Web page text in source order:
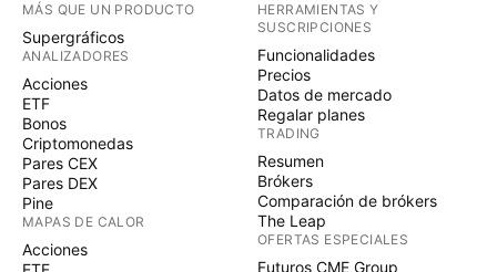
MÁS QUE UN PRODUCTO
Supergráficos
ANALIZADORES
Acciones
ETF
Bonos
Criptomonedas
Pares CEX
Pares DEX
Pine
MAPAS DE CALOR
Acciones
HERRAMIENTAS Y
SUSCRIPCIONES
Funcionalidades
Precios
Datos de mercado
Regalar planes
TRADING
Resumen
Brókers
Comparación de brókers
The Leap
OFERTAS ESPECIALES
Futuros CME Group